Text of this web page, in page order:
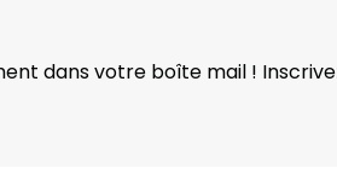
dans votre boîte mail !